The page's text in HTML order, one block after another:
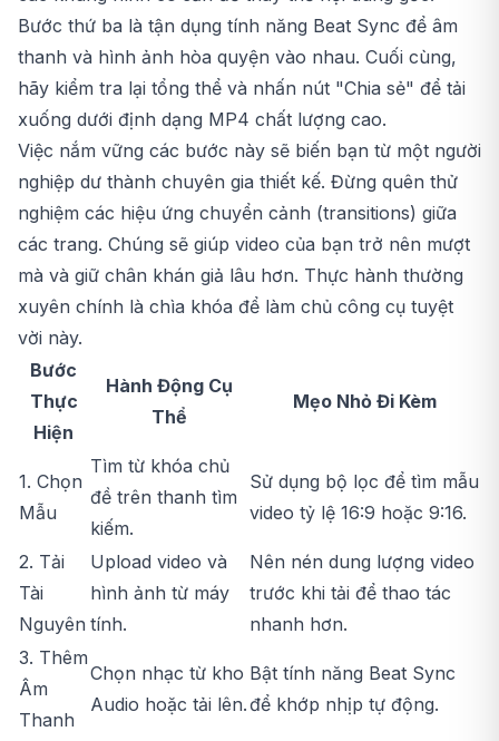
Bước thứ ba là tận dụng tính năng Beat Sync để âm
thanh và hình ảnh hòa quyện vào nhau. Cuối cùng,
hãy kiểm tra lại tổng thể và nhấn nút "Chia sẻ" để tải
xuống dưới định dạng MP4 chất lượng cao.
Việc nắm vững các bước này sẽ biến bạn từ một người
nghiệp dư thành chuyên gia thiết kế. Đừng quên thử
nghiệm các hiệu ứng chuyển cảnh (transitions) giữa
các trang. Chúng sẽ giúp video của bạn trở nên mượt
mà và giữ chân khán giả lâu hơn. Thực hành thường
xuyên chính là chìa khóa để làm chủ công cụ tuyệt
vời này.
Bước
Thực
Hiện
Hành Động Cụ
Thể
Mẹo Nhỏ Đi Kèm
1. Chọn
Mẫu
Tìm từ khóa chủ
đề trên thanh tìm
kiếm.
Sử dụng bộ lọc để tìm mẫu
video tỷ lệ 16:9 hoặc 9:16.
2. Tải
Tài
Nguyên
Upload video và
hình ảnh từ máy
tính.
Nên nén dung lượng video
trước khi tải để thao tác
nhanh hơn.
3. Thêm
Âm
Thanh
Chọn nhạc từ kho
Audio hoặc tải lên.
Bật tính năng Beat Sync
để khớp nhịp tự động.